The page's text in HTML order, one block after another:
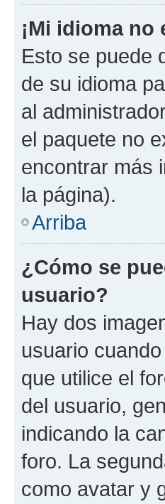
¡Mi idioma no
Esto se puede
de su idioma
al
el paquete no
encontrar más
la página).
Arriba
¿Cómo se
usuario?
Hay dos
usuario
que utilice el
del usuario,
indicando la
foro. La
como avatar y